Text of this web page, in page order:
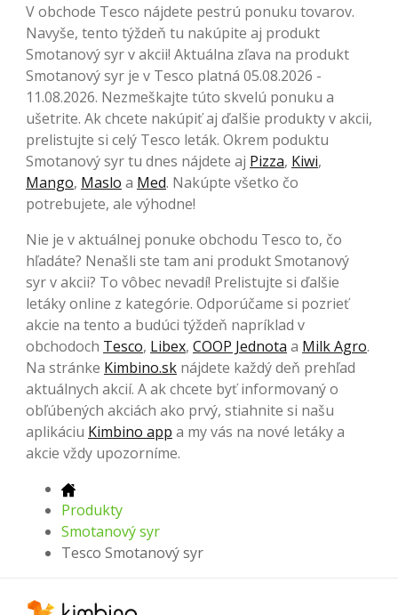
V obchode Tesco nájdete pestrú ponuku tovarov.
Navyše, tento týždeň tu nakúpite aj produkt
Smotanový syr v akcii! Aktuálna zľava na produkt
Smotanový syr je v Tesco platná 05.08.2026 -
11.08.2026. Nezmeškajte túto skvelú ponuku a
ušetrite. Ak chcete nakúpiť aj ďalšie produkty v akcii,
prelistujte si celý Tesco leták. Okrem poduktu
Smotanový syr tu dnes nájdete aj Pizza, Kiwi,
Mango, Maslo a Med. Nakúpte všetko čo
potrebujete, ale výhodne!
Nie je v aktuálnej ponuke obchodu Tesco to, čo
hľadáte? Nenašli ste tam ani produkt Smotanový
syr v akcii? To vôbec nevadí! Prelistujte si ďalšie
letáky online z kategórie. Odporúčame si pozrieť
akcie na tento a budúci týždeň napríklad v
obchodoch Tesco, Libex, COOP Jednota a Milk Agro.
Na stránke Kimbino.sk nájdete každý deň prehľad
aktuálnych akcií. A ak chcete byť informovaný o
obľúbených akciách ako prvý, stiahnite si našu
aplikáciu Kimbino app a my vás na nové letáky a
akcie vždy upozorníme.
Produkty
Smotanový syr
Tesco Smotanový syr